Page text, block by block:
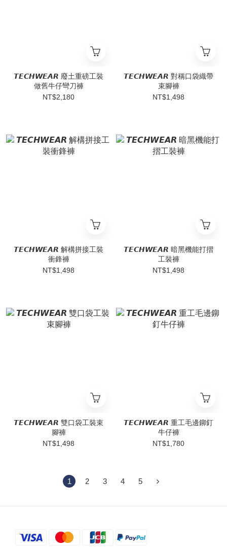
𝙏𝙀𝘾𝙃𝙒𝙀𝘼𝙍 廢土重磅工裝
做舊牛仔彎刀褲
NT$2,180
𝙏𝙀𝘾𝙃𝙒𝙀𝘼𝙍 對稱口袋織帶
束腳褲
NT$1,498
𝙏𝙀𝘾𝙃𝙒𝙀𝘼𝙍 解構拼接工裝
衝鋒褲
NT$1,498
𝙏𝙀𝘾𝙃𝙒𝙀𝘼𝙍 暗黑機能打摺
工裝褲
NT$1,498
𝙏𝙀𝘾𝙃𝙒𝙀𝘼𝙍 雙口袋工裝束
腳褲
NT$1,498
𝙏𝙀𝘾𝙃𝙒𝙀𝘼𝙍 重工毛邊鉚釘
牛仔褲
NT$1,780
1 2 3 4 5